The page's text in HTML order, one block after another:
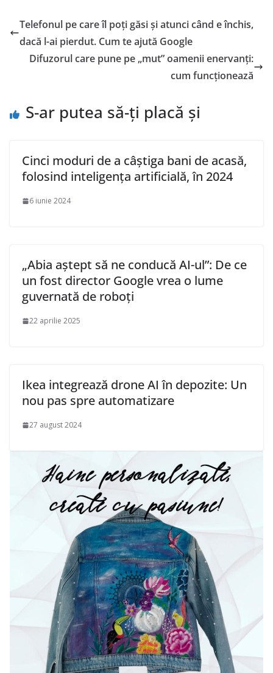
Telefonul pe care îl poți găsi și atunci când e închis,
dacă l-ai pierdut. Cum te ajută Google
Difuzorul care pune pe „mut” oamenii enervanți:
cum funcționează
S-ar putea să-ți placă și
Cinci moduri de a câștiga bani de acasă,
folosind inteligența artificială, în 2024
6 iunie 2024
„Abia aștept să ne conducă AI-ul”: De ce
un fost director Google vrea o lume
guvernată de roboți
22 aprilie 2025
Ikea integrează drone AI în depozite: Un
nou pas spre automatizare
27 august 2024